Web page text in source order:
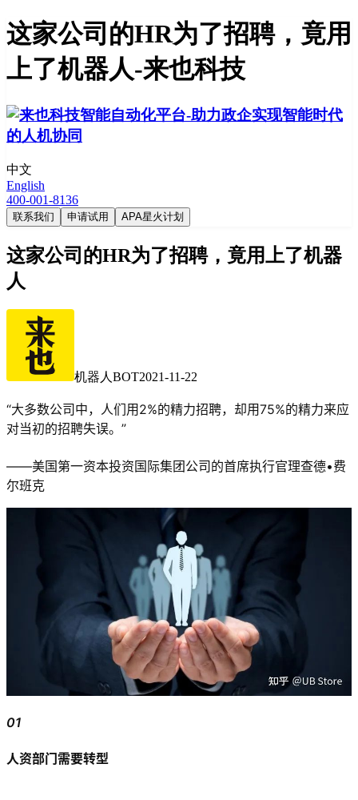
这家公司的HR为了招聘，竟用
上了机器人-来也科技
中文
English
400-001-8136
联系我们 申请试用 APA星火计划
这家公司的HR为了招聘，竟用上了机器
人
机器人BOT2021-11-22
“大多数公司中，人们用2%的精力招聘，却用75%的精力来应
对当初的招聘失误。”
——美国第一资本投资国际集团公司的首席执行官理查德•费
尔班克
01
人资部门需要转型